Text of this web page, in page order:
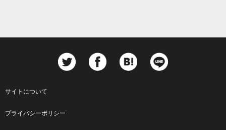
Footer
サイトについて
プライバシーポリシー